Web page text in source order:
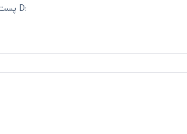
پست آخر وبلاگم رو ببین! احتمالا برات جالبه D: